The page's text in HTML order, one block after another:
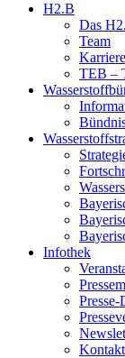
H2.B
Das
Team
Karriere
TEB –
Infothek
Kontakt